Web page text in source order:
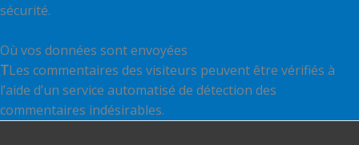
sécurité.
Où vos données sont envoyées
TLes commentaires des visiteurs peuvent être vérifiés à
l’aide d’un service automatisé de détection des
commentaires indésirables.